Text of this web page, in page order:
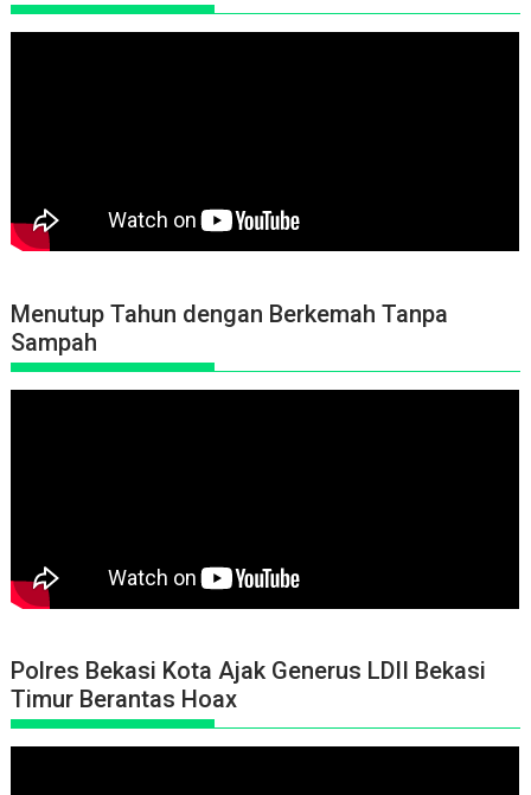
Menutup Tahun dengan Berkemah Tanpa
Sampah
Polres Bekasi Kota Ajak Generus LDII Bekasi
Timur Berantas Hoax